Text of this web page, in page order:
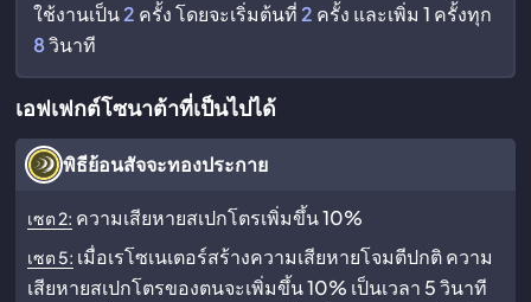
ใช้งานเป็น2 ครั้ง โดยจะเริ่มต้นที่ 2 ครั้ง และเพิ่ม 1 ครั้งทุก
8วินาที
เอฟเฟกต์โซนาต้าที่เป็นไปได้
พิธีย้อนสัจจะทองประกาย
เซต 2: ความเสียหายสเปกโตรเพิ่มขึ้น 10%
เซต 5: เมื่อเรโซเนเตอร์สร้างความเสียหายโจมตีปกติ ความ
เสียหายสเปกโตรของตนจะเพิ่มขึ้น 10% เป็นเวลา 5 วินาที